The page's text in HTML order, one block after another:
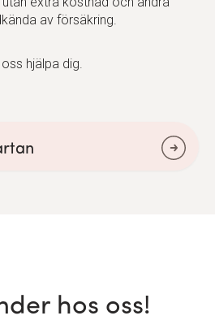
av försäkring.
hjälpa dig.
hos oss!